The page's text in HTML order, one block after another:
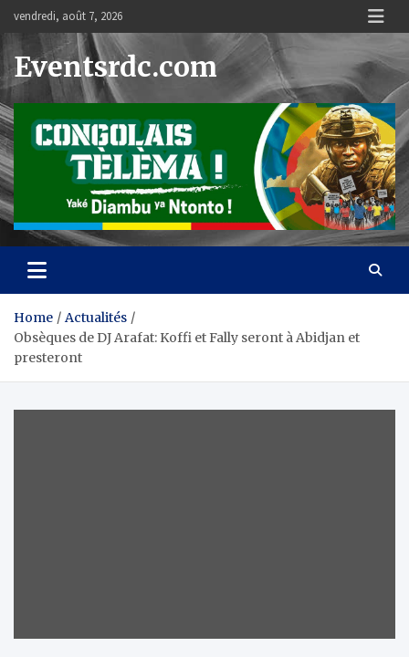
content
vendredi, août 7, 2026
Eventsrdc.com
Home
Actualités
Obsèques de DJ Arafat: Koffi et Fally seront à Abidjan et
presteront